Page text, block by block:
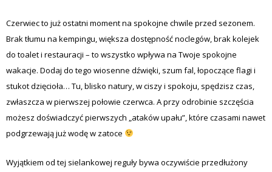
Czerwiec to już ostatni moment na spokojne chwile przed sezonem.
Brak tłumu na kempingu, większa dostępność noclegów, brak kolejek
do toalet i restauracji – to wszystko wpływa na Twoje spokojne
wakacje. Dodaj do tego wiosenne dźwięki, szum fal, łopoczące flagi i
stukot dzięcioła… Tu, blisko natury, w ciszy i spokoju, spędzisz czas,
zwłaszcza w pierwszej połowie czerwca. A przy odrobinie szczęścia
możesz doświadczyć pierwszych „ataków upału”, które czasami nawet
podgrzewają już wodę w zatoce
Wyjątkiem od tej sielankowej reguły bywa oczywiście przedłużony